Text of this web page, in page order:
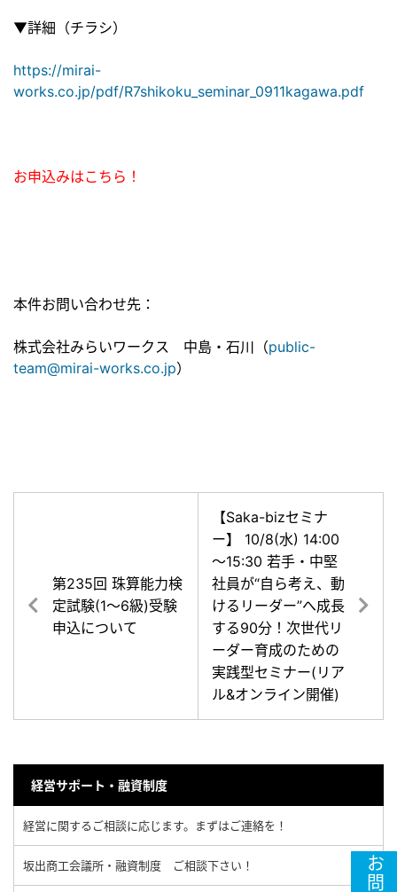
▼詳細（チラシ）
https://mirai-
works.co.jp/pdf/R7shikoku_seminar_0911kagawa.pdf
お申込みはこちら！
本件お問い合わせ先：
株式会社みらいワークス 中島・石川（public-
team@mirai-works.co.jp）
第235回 珠算能力検
定試験(1～6級)受験
申込について
【Saka-bizセミナ
ー】 10/8(水) 14:00
～15:30 若手・中堅
社員が“自ら考え、動
けるリーダー”へ成長
する90分！次世代リ
ーダー育成のための
実践型セミナー(リア
ル&オンライン開催)
経営サポート・融資制度
経営に関するご相談に応じます。まずはご連絡を！
坂出商工会議所・融資制度 ご相談下さい！